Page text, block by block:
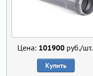
Цена: 101900руб./шт.
Купить